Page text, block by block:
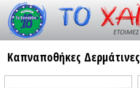
Resource id #26
Καπναποθήκες Δερμάτινες